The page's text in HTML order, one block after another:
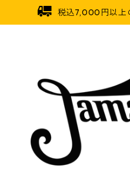
税込7,000円以上